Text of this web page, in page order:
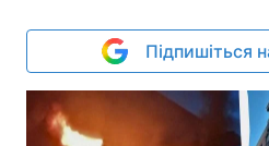
Підпишіться